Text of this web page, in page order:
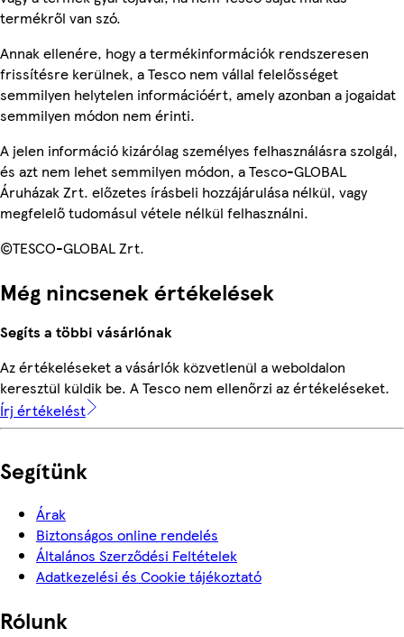
termékről van szó.
Annak ellenére, hogy a termékinformációk rendszeresen
frissítésre kerülnek, a Tesco nem vállal felelősséget
semmilyen helytelen információért, amely azonban a jogaidat
semmilyen módon nem érinti.
A jelen információ kizárólag személyes felhasználásra szolgál,
és azt nem lehet semmilyen módon, a Tesco-GLOBAL
Áruházak Zrt. előzetes írásbeli hozzájárulása nélkül, vagy
megfelelő tudomásul vétele nélkül felhasználni.
©TESCO-GLOBAL Zrt.
Még nincsenek értékelések
Segíts a többi vásárlónak
Az értékeléseket a vásárlók közvetlenül a weboldalon
keresztül küldik be. A Tesco nem ellenőrzi az értékeléseket.
Írj értékelést
Segítünk
Árak
Biztonságos online rendelés
Általános Szerződési Feltételek
Adatkezelési és Cookie tájékoztató
Rólunk